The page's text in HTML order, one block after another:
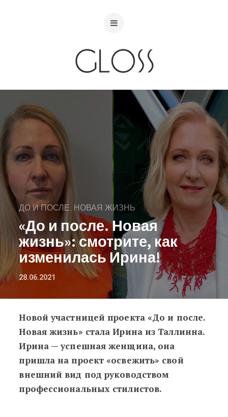
ДО И ПОСЛЕ. НОВАЯ ЖИЗНЬ
«До и после. Новая
жизнь»: смотрите, как
изменилась Ирина!
28.06.2021
«До и после. Новая жизнь»:
Новой участницей проекта «До и после.
Новая жизнь» стала Ирина из Таллинна.
Ирина — успешная женщина, она
пришла на проект «освежить» свой
внешний вид под руководством
профессиональных стилистов.